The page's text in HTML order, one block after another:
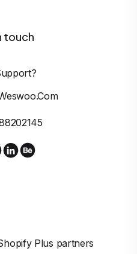
touch
Plus partners